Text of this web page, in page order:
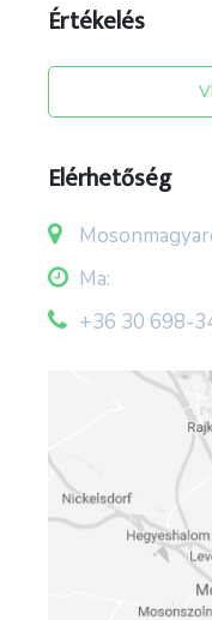
Értékelés
Elérhetőség
Ma:
+36 30 698-